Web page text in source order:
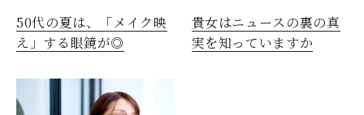
50代の夏は、「メイク映
え」する眼鏡が◎
貴女はニュースの裏の真
実を知っていますか